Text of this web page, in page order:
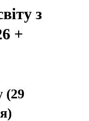
з
+
(29